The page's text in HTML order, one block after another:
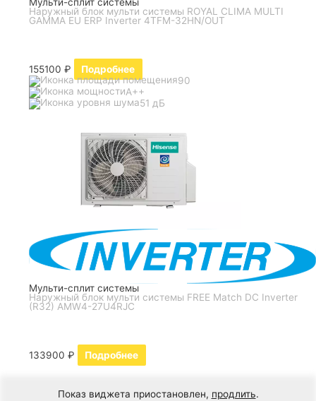
Наружный блок мульти системы ROYAL CLIMA MULTI
GAMMA EU ERP Inverter 4TFM-32HN/OUT
155100₽
Подробнее
90
A++
51 дБ
Мульти-сплит системы
Наружный блок мульти системы FREE Match DC Inverter
(R32) AMW4-27U4RJC
133900₽ Подробнее
Показ виджета приостановлен, продлить.